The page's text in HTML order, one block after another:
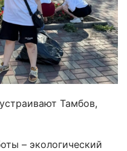
Тамбов,
– экологический